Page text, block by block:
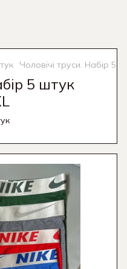
Чоловічі труси. Набір 5
5 штук